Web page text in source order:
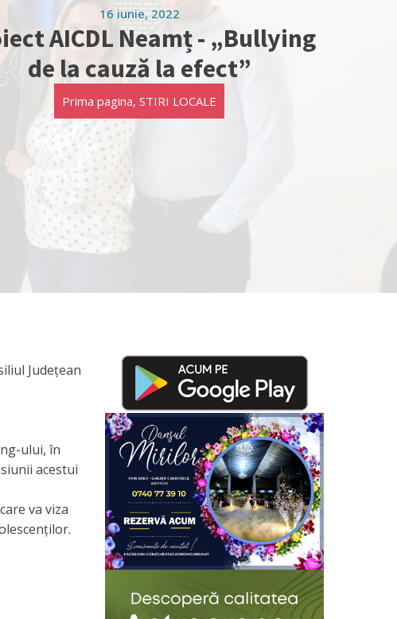
16 iunie, 2022
AICDL Neamț - „Bullying
de la cauză la efect”
Prima pagina, STIRI LOCALE
Județean
ului, în
acestui
va viza